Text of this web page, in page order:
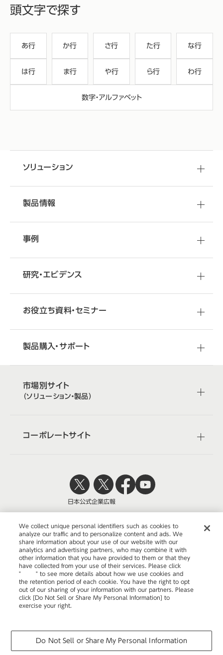
頭文字で探す
あ行 か行 さ行 た行 な行
は行 ま行 や行 ら行 わ行
数字・アルファベット
ソリューション
製品情報
事例
研究・エビデンス
お役立ち資料・セミナー
製品購入・サポート
市場別サイト
（ソリューション・製品）
コーポレートサイト
株式会社オカムラ
ウェブサイトのご利用について
プライバシーポリシー
COPYRIGHT © OKAMURA CORPORATION. ALL RIGHTS RESERVED.
日本公式企業広報
We collect unique personal identifiers such as cookies to
analyze our traffic and to personalize content and ads. We
share information about your use of our website with our
analytics and advertising partners, who may combine it with
other information that you have provided to them or that they
have collected from your use of their services. Please click
"
here" to see more details about how we use cookies and
the retention period of each cookie. You have the right to opt
out of our sharing of your information with our partners. Please
click [Do Not Sell or Share My Personal Information] to
exercise your right.
Do Not Sell or Share My Personal Information